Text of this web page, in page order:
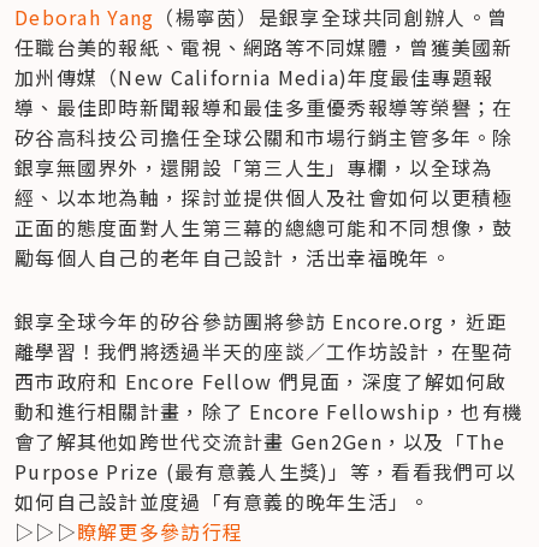
Deborah Yang （楊寧茵）是銀享全球共同創辦人。曾
任職台美的報紙、電視、網路等不同媒體，曾獲美國新
加州傳媒（New California Media)年度最佳專題報
導、最佳即時新聞報導和最佳多重優秀報導等榮譽；在
矽谷高科技公司擔任全球公關和市場行銷主管多年。除
銀享無國界外，還開設「第三人生」專欄，以全球為
經、以本地為軸，探討並提供個人及社會如何以更積極
正面的態度面對人生第三幕的總總可能和不同想像，鼓
勵每個人自己的老年自己設計，活出幸福晚年。
銀享全球今年的矽谷參訪團將參訪 Encore.org，近距
離學習！我們將透過半天的座談／工作坊設計，在聖荷
西市政府和 Encore Fellow 們見面，深度了解如何啟
動和進行相關計畫，除了 Encore Fellowship，也有機
會了解其他如跨世代交流計畫 Gen2Gen，以及「The
Purpose Prize (最有意義人生獎)」等，看看我們可以
如何自己設計並度過「有意義的晚年生活」。
▷▷▷瞭解更多參訪行程